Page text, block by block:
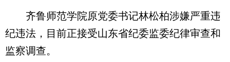
齐鲁师范学院原党委书记林松柏涉嫌严重违
纪违法，目前正接受山东省纪委监委纪律审查和
监察调查。